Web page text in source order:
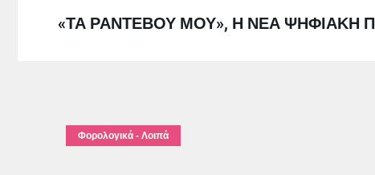
«ΤΑ ΡΑΝΤΕΒΟΎ ΜΟΥ», Η ΝΈΑ ΨΗΦΙΑΚΉ
Φορολογικά - Λοιπά